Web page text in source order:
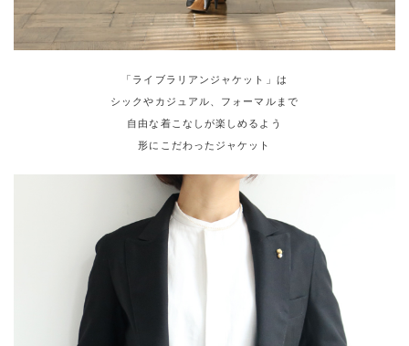
「ライブラリアンジャケット」は
シックやカジュアル、フォーマルまで
自由な着こなしが楽しめるよう
形にこだわったジャケット